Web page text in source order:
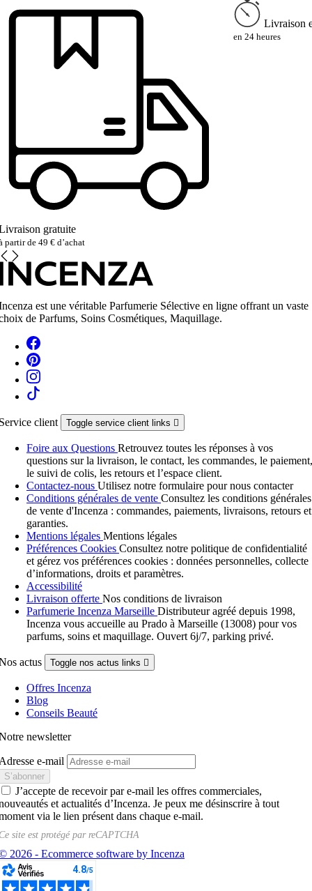
gratuite
partir de 49 € d’achat
Livraison
en 24 heures
est une véritable Parfumerie Sélective en ligne offrant un vaste
de Parfums, Soins Cosmétiques, Maquillage.
client Toggle service client links 
Foire aux Questions Retrouvez toutes les réponses à vos
questions sur la livraison, le contact, les commandes, le paiement,
le suivi de colis, les retours et l’espace client.
Contactez-nous Utilisez notre formulaire pour nous contacter
Conditions générales de vente Consultez les conditions générales
de vente d'Incenza : commandes, paiements, livraisons, retours et
garanties.
Mentions légales Mentions légales
Préférences Cookies Consultez notre politique de confidentialité
et gérez vos préférences cookies : données personnelles, collecte
d’informations, droits et paramètres.
Accessibilité
Livraison offerte Nos conditions de livraison
Parfumerie Incenza Marseille Distributeur agréé depuis 1998,
Incenza vous accueille au Prado à Marseille (13008) pour vos
parfums, soins et maquillage. Ouvert 6j/7, parking privé.
actus Toggle nos actus links 
Offres Incenza
Blog
Conseils Beauté
newsletter
e-mail
J’accepte de recevoir par e-mail les offres commerciales,
et actualités d’Incenza. Je peux me désinscrire à tout
via le lien présent dans chaque e-mail.
site est protégé parreCAPTCHA
2026 - Ecommerce software by Incenza